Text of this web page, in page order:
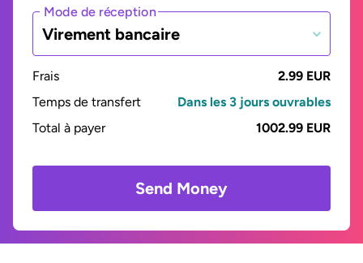
Mode de réception
Virement bancaire
Frais
2.99 EUR
Temps de transfert
Dans les 3 jours ouvrables
Total à payer
1002.99 EUR
Send Money